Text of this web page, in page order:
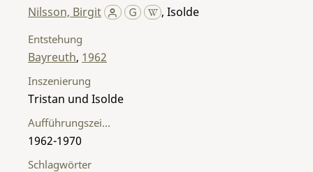
Nilsson, Birgit
, Isolde
Entstehung
Bayreuth, 1962
Inszenierung
Tristan und Isolde
Aufführungszeitraum
1962-1970
Schlagwörter